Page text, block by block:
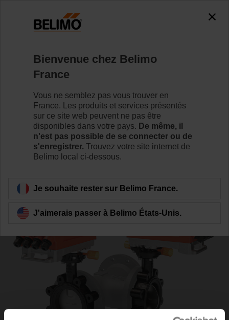
D7125WL/BAC
Pour en savoir plus
Retour a la catégorie de produits
Bienvenue chez Belimo
France
Vous ne semblez pas vous trouver en
France. Les produits et services présentés
sur ce site web peuvent ne pas être
disponibles dans votre pays. De même, il
n'est pas possible de se connecter ou de
s'enregistrer. Trouvez votre site internet de
Belimo local ci-dessous.
Je souhaite rester sur Belimo France.
J'aimerais passer à Belimo États-Unis.